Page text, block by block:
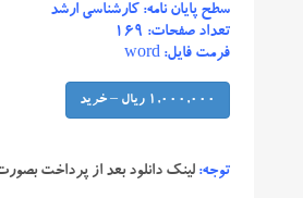
سطح پایان نامه: کارشناسی ارشد
تعداد صفحات: ۱۶۹
فرمت فایل: word
1,000,000 ریال – خرید
توجه: لینک دانلود بعد از پرداخت